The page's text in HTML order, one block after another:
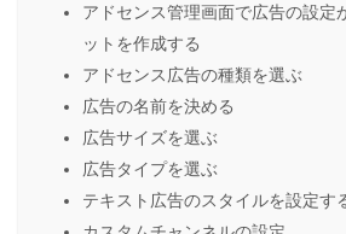
アドセンス管理画面で広告の設定
ットを作成する
アドセンス広告の種類を選ぶ
広告の名前を決める
広告サイズを選ぶ
広告タイプを選ぶ
テキスト広告のスタイルを設定す